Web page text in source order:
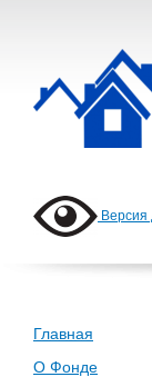
Главная
О Фонде